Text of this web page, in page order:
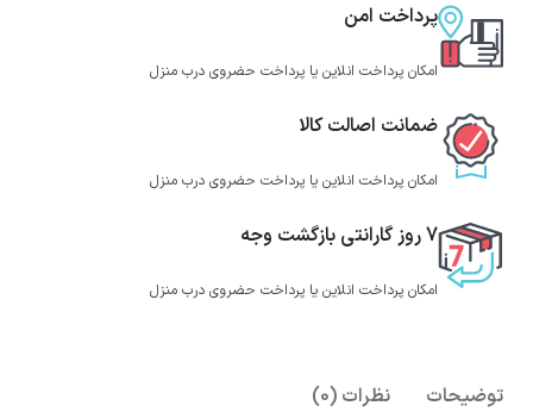
پرداخت امن
امکان پرداخت انلاین یا پرداخت حضروی درب منزل
ضمانت اصالت کالا
امکان پرداخت انلاین یا پرداخت حضروی درب منزل
7 روز گارانتی بازگشت وجه
امکان پرداخت انلاین یا پرداخت حضروی درب منزل
توضیحات نظرات (0)